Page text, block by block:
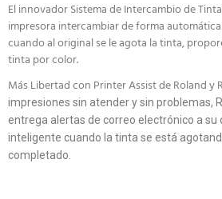
El innovador Sistema de Intercambio de
impresora intercambiar de forma
cuando al original se le agota la tinta,
tinta por color.
Más Libertad con Printer Assist de Roland y
impresiones sin atender y sin problemas,
entrega alertas de correo electrónico a
inteligente cuando la tinta se está
completado.